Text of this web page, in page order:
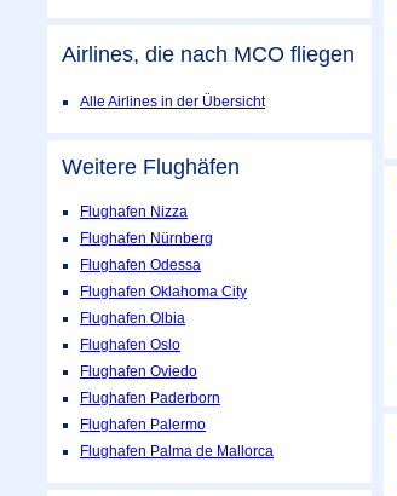
Airlines, die nach MCO fliegen
Alle Airlines in der Übersicht
Weitere Flughäfen
Flughafen Nizza
Flughafen Nürnberg
Flughafen Odessa
Flughafen Oklahoma City
Flughafen Olbia
Flughafen Oslo
Flughafen Oviedo
Flughafen Paderborn
Flughafen Palermo
Flughafen Palma de Mallorca